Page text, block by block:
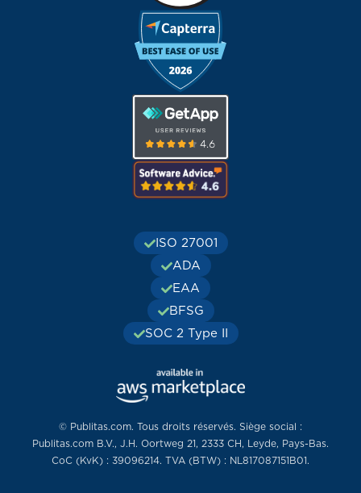
ISO 27001
ADA
EAA
BFSG
SOC 2 Type II
© Publitas.com. Tous droits réservés. Siège social :
Publitas.com B.V., J.H. Oortweg 21, 2333 CH, Leyde, Pays-Bas.
CoC (KvK) : 39096214. TVA (BTW) : NL817087151B01.